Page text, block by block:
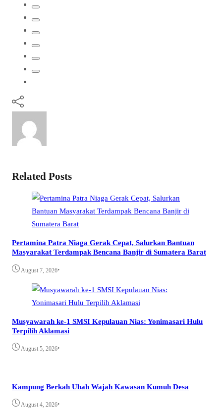
Related Posts
Pertamina Patra Niaga Gerak Cepat, Salurkan Bantuan
Masyarakat Terdampak Bencana Banjir di Sumatera Barat
August 7, 2026•
Musyawarah ke-1 SMSI Kepulauan Nias: Yonimasari Hulu
Terpilih Aklamasi
August 5, 2026•
Kampung Berkah Ubah Wajah Kawasan Kumuh Desa
August 4, 2026•